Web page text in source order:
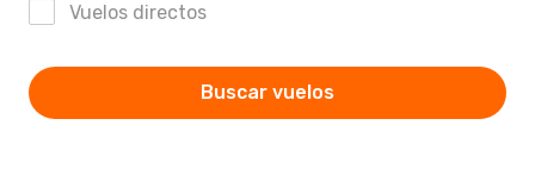
Vuelos directos
Buscar vuelos